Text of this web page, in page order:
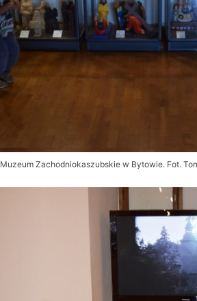
Muzeum Zachodniokaszubskie w Bytowie. Fot.